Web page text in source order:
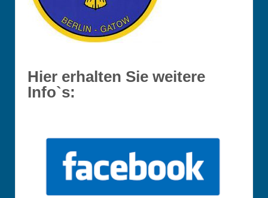
Hier erhalten Sie weitere
Info`s: